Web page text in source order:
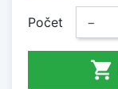
Počet −
